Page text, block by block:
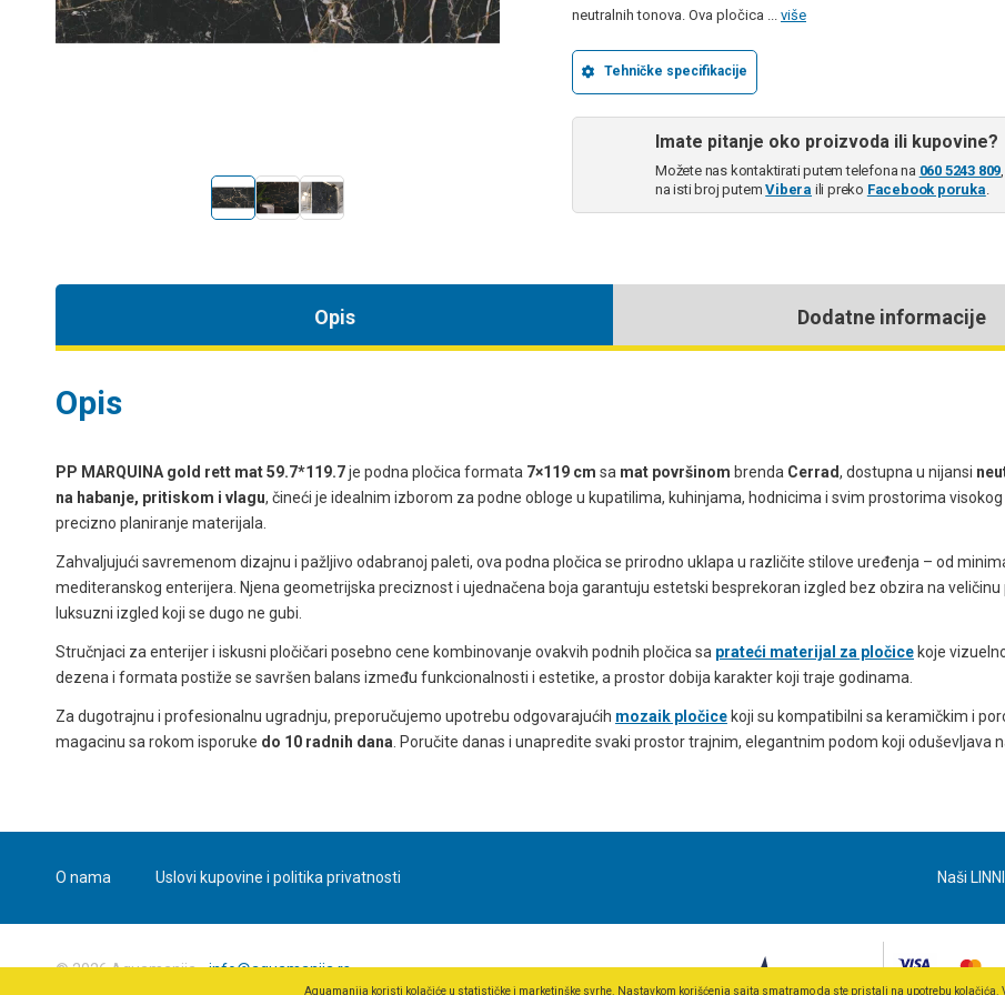
neutralnih tonova. Ova pločica ... više
Tehničke specifikacije
Imate pitanje oko proizvoda ili kupovine?
Možete nas kontaktirati putem telefona na 060 5243 809
na isti broj putemVibera ili preko Facebook poruka
Opis Dodatne informacije
Opis
PP MARQUINA gold rett mat 59.7*119.7je podna pločica formata 7×119 cm sa mat površinom brenda Cerrad, dostupna u nijansi
na habanje, pritiskom i vlagu, čineći je idealnim izborom za podne obloge u kupatilima, kuhinjama, hodnicima i svim prostorima
precizno planiranje materijala.
Zahvaljujući savremenom dizajnu i pažljivo odabranoj paleti, ova podna pločica se prirodno uklapa u različite stilove uređenja – od
mediteranskog enterijera. Njena geometrijska preciznost i ujednačena boja garantuju estetski besprekoran izgled bez obzira na veličinu
luksuzni izgled koji se dugo ne gubi.
Stručnjaci za enterijer i iskusni pločičari posebno cene kombinovanje ovakvih podnih pločica sa prateći materijal za pločice koje
dezena i formata postiže se savršen balans između funkcionalnosti i estetike, a prostor dobija karakter koji traje godinama.
Za dugotrajnu i profesionalnu ugradnju, preporučujemo upotrebu odgovarajućih mozaik pločice koji su kompatibilni sa keramičkim i
magacinu sa rokom isporuke do 10 radnih dana . Poručite danas i unapredite svaki prostor trajnim, elegantnim podom koji oduševljava
O nama Uslovi kupovine i politika privatnosti Naši
© 2026 Aquamanija -info@aquamanija.rs
Aquamanija koristi kolačiće u statističke i marketinške svrhe. Nastavkom korišćenja sajta smatramo da ste pristali na upotrebu kolačića.